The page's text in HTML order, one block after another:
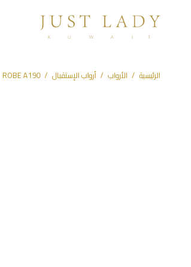
الرئيسية / الأرواب / أرواب الإستقبال /
ROBE A190